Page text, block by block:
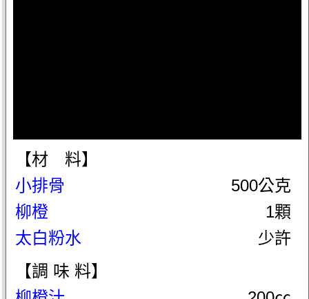
【材 料】
小排骨
500公克
柳橙
1顆
太白粉水
少許
【調 味 料】